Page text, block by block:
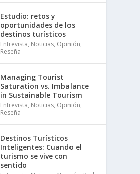
Estudio: retos y
oportunidades de los
destinos turísticos
Entrevista, Noticias, Opinión,
Reseña
Managing Tourist
Saturation vs. Imbalance
in Sustainable Tourism
Entrevista, Noticias, Opinión,
Reseña
Destinos Turísticos
Inteligentes: Cuando el
turismo se vive con
sentido